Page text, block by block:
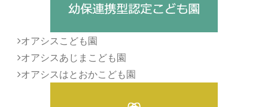
オアシスこども園
オアシスあじまこども園
オアシスはとおかこども園